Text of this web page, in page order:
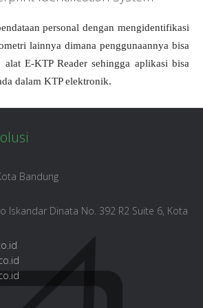
personal dengan mengidentifikasi
lainnya dimana penggunaannya bisa
alat E-KTP Reader sehingga aplikasi bisa
dalam KTP elektronik.
Bandung
Iskandar Dinata No. 392 R2 Suite 6, Kota